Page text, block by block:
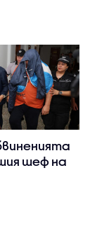
шеф на